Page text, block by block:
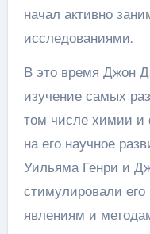
начал активно
исследованиями.
В это время Джон
изучение самых
том числе химии и
на его научное
Уильяма Генри и
стимулировали
явлениям и